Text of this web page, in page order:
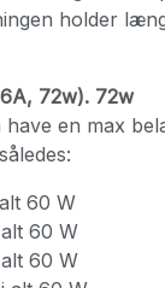
holder
72w). 72w
en max
60 W
60 W
60 W